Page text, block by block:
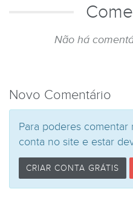
Não há
Novo Comentário
Para poderes comentar
conta no site e estar
CRIAR CONTA GRÁTIS